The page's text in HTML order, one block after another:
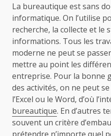
La bureautique est sans
informatique. On l’utilise
recherche, la collecte et le
informations. Tous les
moderne ne peut se
mettre au point les
entreprise. Pour la bonne
des activités, on ne peut
l’Excel ou le Word, d’où
bureautique. En d’autres
souvent un critère